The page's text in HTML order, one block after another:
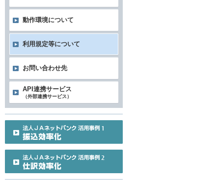
動作環境について
利用規定等について
お問い合わせ先
API連携サービス
（外部連携サービス）